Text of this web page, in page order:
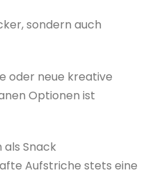
sondern auch
oder neue kreative
Optionen ist
als Snack
Aufstriche stets eine